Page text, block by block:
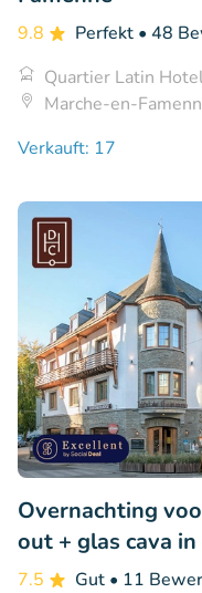
9.8 Perfekt • 48
Quartier Latin
Marche-en-
Verkauft: 17
Overnachting
out + glas cava
7.5 Gut • 11